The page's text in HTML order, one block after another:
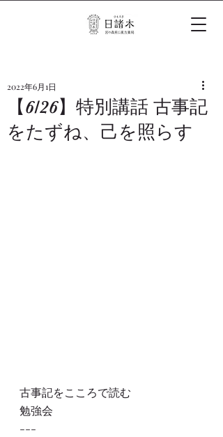
【6/26】特別講話 古事記
をたずね、己を照らす
2022年6月1日
古事記をこころで読む
勉強会
---